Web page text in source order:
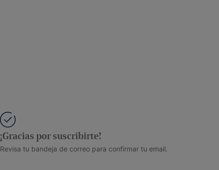
¡Gracias por suscribirte!
Revisa tu bandeja de correo para confirmar tu email.